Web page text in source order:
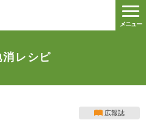
メニュー
レシピ
広報誌